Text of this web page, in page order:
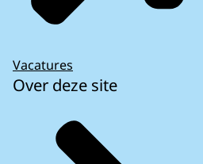
Vacatures
Over deze site